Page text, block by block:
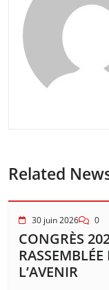
Related
30 juin 2026 0
CONGRÈS
RASSEMBLÉE
L’AVENIR